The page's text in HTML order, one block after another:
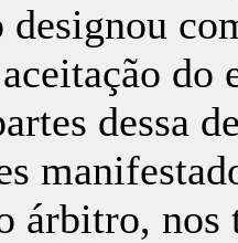
do
dessa
árbitro,